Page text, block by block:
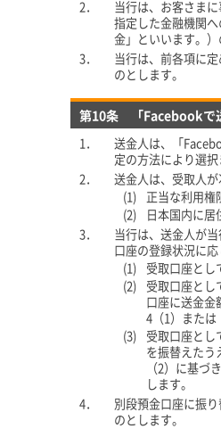
2．
当行は、お客さま
指定した金融機関
金」といいます。
3．
当行は、前各項に
のとします。
第10条 「Facebookで
1．
送金人は、「
定の方法により選
2．
送金人は、受取人
(1)
正当な利用権
(2)
日本国内に
3．
当行は、送金人が
口座の登録状況に
(1)
受取口座とし
(2)
受取口座とし
口座に送金金
4（1）また
(3)
受取口座とし
を振替えたう
（2）に基
します。
4．
別段預金口座に振
のとします。